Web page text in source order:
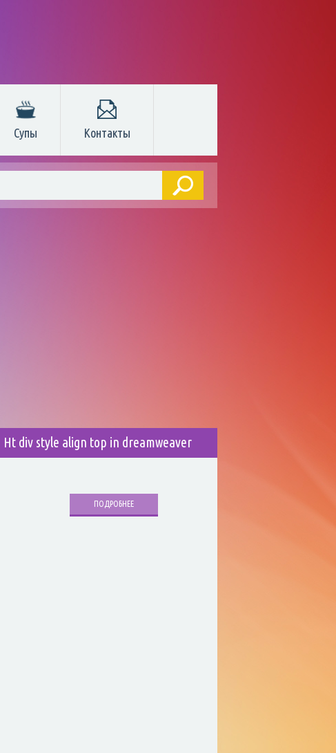
Супы Контакты
Ht div style align top in dreamweaver
ПОДРОБНЕЕ